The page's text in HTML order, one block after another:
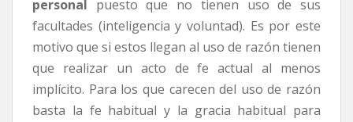
personal puesto que no tienen uso de sus
facultades (inteligencia y voluntad). Es por este
motivo que si estos llegan al uso de razón tienen
que realizar un acto de fe actual al menos
implícito. Para los que carecen del uso de razón
basta la fe habitual y la gracia habitual para